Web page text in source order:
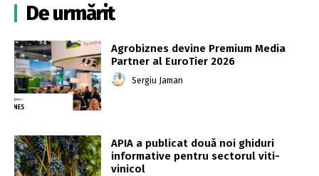
De urmărit
Agrobiznes devine Premium Media
Partner al EuroTier 2026
Sergiu Jaman
APIA a publicat două noi ghiduri
informative pentru sectorul viti-
vinicol